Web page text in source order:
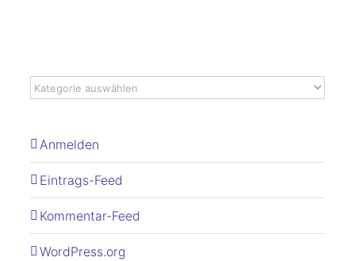
Anmelden
Eintrags-Feed
Kommentar-Feed
WordPress.org